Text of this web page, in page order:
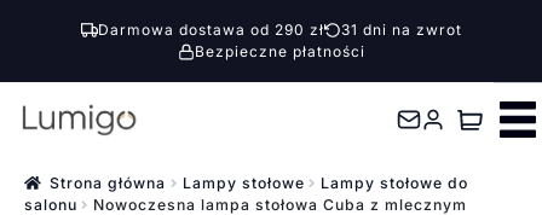
Darmowa dostawa od 290 zł
31 dni na zwrot
Bezpieczne płatności
Przejdź
nawigacji
Przejdź
treści Strona główna Lampy stołowe
Lampy stołowe do
salonu
Nowoczesna lampa stołowa Cuba z mlecznym